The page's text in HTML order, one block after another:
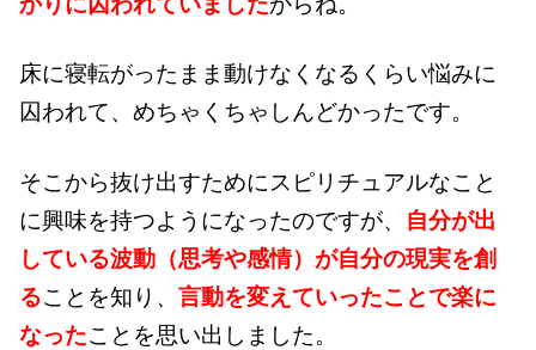
床に寝転がったまま動けなくなるくらい悩みに
囚われて、めちゃくちゃしんどかったです。
そこから抜け出すためにスピリチュアルなこと
に興味を持つようになったのですが、 自分が出
している波動（思考や感情）が自分の現実を創
ることを知り、言動を変えていったことで楽に
なったことを思い出しました。